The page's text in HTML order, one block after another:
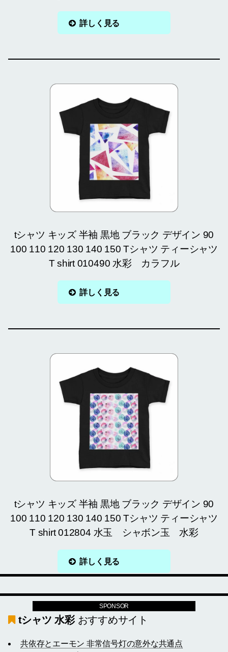
詳しく見る
tシャツ キッズ 半袖 黒地 ブラック デザイン 90
100 110 120 130 140 150 Tシャツ ティーシャツ
T shirt 010490 水彩 カラフル
詳しく見る
tシャツ キッズ 半袖 黒地 ブラック デザイン 90
100 110 120 130 140 150 Tシャツ ティーシャツ
T shirt 012804 水玉 シャボン玉 水彩
詳しく見る
tシャツ 水彩おすすめサイト
共依存とエーモン 非常信号灯の意外な共通点
SPONSOR